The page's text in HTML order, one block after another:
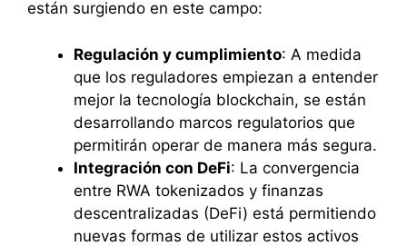
están surgiendo en este campo:
Regulación y cumplimiento: A medida
que los reguladores empiezan a entender
mejor la tecnología blockchain, se están
desarrollando marcos regulatorios que
permitirán operar de manera más segura.
Integración con DeFi: La convergencia
entre RWA tokenizados y finanzas
descentralizadas (DeFi) está permitiendo
nuevas formas de utilizar estos activos